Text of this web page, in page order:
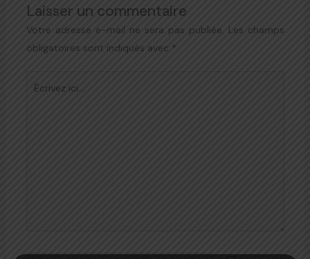
Laisser un commentaire
Votre adresse e-mail ne sera pas publiée. Les champs
obligatoires sont indiqués avec *